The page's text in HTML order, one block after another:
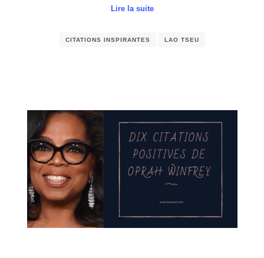
Lire la suite
CITATIONS INSPIRANTES LAO TSEU